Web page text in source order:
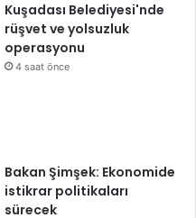
Kuşadası Belediyesi'nde
rüşvet ve yolsuzluk
operasyonu
4 saat önce
Bakan Şimşek: Ekonomide
istikrar politikaları
sürecek